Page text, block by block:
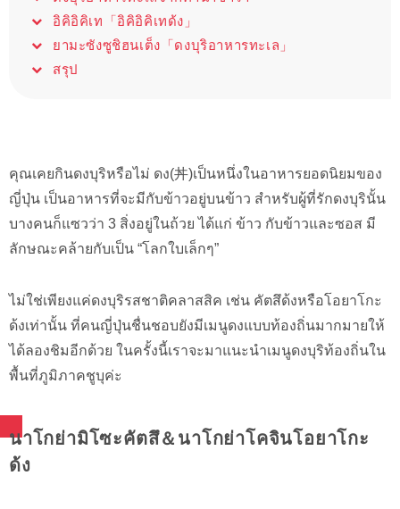
อิคิอิคิเท「อิคิอิคิเทด้ง」
ยามะซังซูชิฮนเต็ง「ดงบุริอาหารทะเล」
สรุป
คุณเคยกินดงบุริหรือไม่ ดง(丼)เป็นหนึ่งในอาหารยอดนิยมของ
ญี่ปุ่น เป็นอาหารที่จะมีกับข้าวอยู่บนข้าว สำหรับผู้ที่รักดงบุรินั้น
บางคนก็แซวว่า 3 สิ่งอยู่ในถ้วย ได้แก่ ข้าว กับข้าวและซอส มี
ลักษณะคล้ายกับเป็น “โลกใบเล็กๆ”
ไม่ใช่เพียงแค่ดงบุริรสชาติคลาสสิค เช่น คัตสึด้งหรือโอยาโกะ
ด้งเท่านั้น ที่คนญี่ปุ่นชื่นชอบยังมีเมนูดงแบบท้องถิ่นมากมายให้
ได้ลองชิมอีกด้วย ในครั้งนี้เราจะมาแนะนำเมนูดงบุริท้องถิ่นใน
พื้นที่ภูมิภาคชูบุค่ะ
นาโกย่ามิโซะคัตสึ＆นาโกย่าโคจินโอยาโกะ
ด้ง